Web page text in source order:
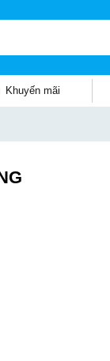
Khuyến mãi